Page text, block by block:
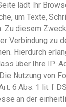
lädt Ihr
um Texte,
Zu diesem
Verbindung zu
Hierdurch
über Ihre IP-
Nutzung von
6 Abs. 1 lit. f
an der